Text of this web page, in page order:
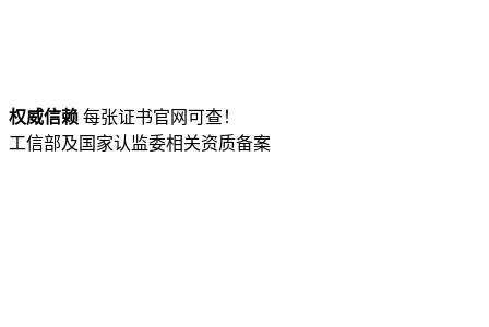
权威信赖 每张证书官网可查！
工信部及国家认监委相关资质备案